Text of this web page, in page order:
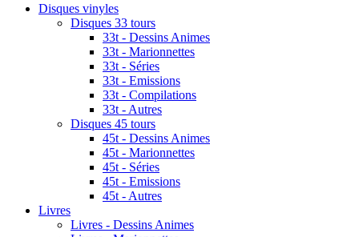
Disques vinyles
Disques 33 tours
33t - Dessins Animes
33t - Marionnettes
33t - Séries
33t - Emissions
33t - Compilations
33t - Autres
Disques 45 tours
45t - Dessins Animes
45t - Marionnettes
45t - Séries
45t - Emissions
45t - Autres
Livres
Livres - Dessins Animes